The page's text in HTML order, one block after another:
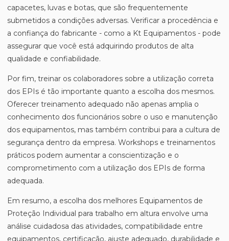
capacetes, luvas e botas, que são frequentemente
submetidos a condições adversas. Verificar a procedência e
a confiança do fabricante - como a Kt Equipamentos - pode
assegurar que você está adquirindo produtos de alta
qualidade e confiabilidade.
Por fim, treinar os colaboradores sobre a utilização correta
dos EPIs é tão importante quanto a escolha dos mesmos.
Oferecer treinamento adequado não apenas amplia o
conhecimento dos funcionários sobre o uso e manutenção
dos equipamentos, mas também contribui para a cultura de
segurança dentro da empresa. Workshops e treinamentos
práticos podem aumentar a conscientização e o
comprometimento com a utilização dos EPIs de forma
adequada.
Em resumo, a escolha dos melhores Equipamentos de
Proteção Individual para trabalho em altura envolve uma
análise cuidadosa das atividades, compatibilidade entre
equipamentos, certificação, ajuste adequado, durabilidade e